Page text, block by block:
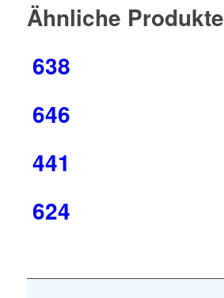
Ähnliche Produkte
638
646
441
624